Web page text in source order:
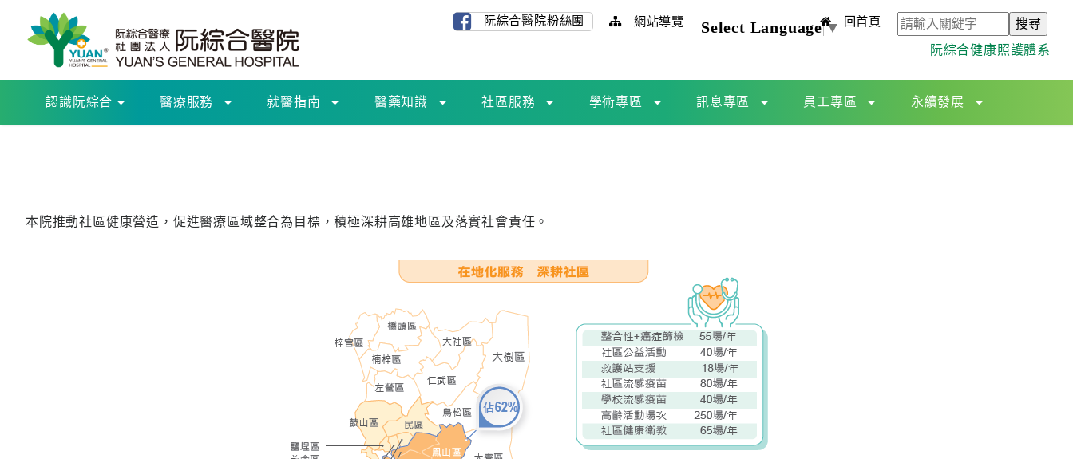
阮綜合醫院粉絲團 網站導覽 Select Language▼ 回首頁
阮綜合健康照護體系
認識阮綜合 醫療服務 就醫指南 醫藥知識 社區服務 學術專區 訊息專區 員工專區 永續發展
本院推動社區健康營造，促進醫療區域整合為目標，積極深耕高雄地區及落實社會責任。